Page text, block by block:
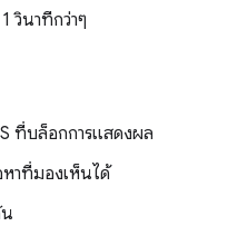
วินาทีกว่าๆ
ที่บล็อกการแสดงผล
าที่มองเห็นได้